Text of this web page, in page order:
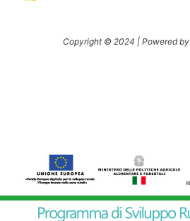
Copyright © 2024 | Powered by